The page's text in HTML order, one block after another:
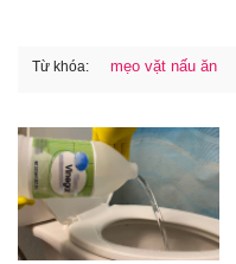
Từ khóa: mẹo vặt nấu ăn